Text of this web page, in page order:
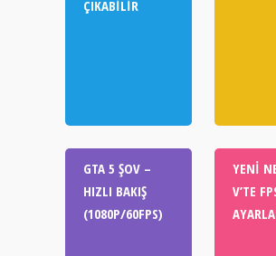
ÇIKABILIR
GTA 5 ŞOV –
HIZLI BAKIŞ
(1080P/60FPS)
YENI
V’TE